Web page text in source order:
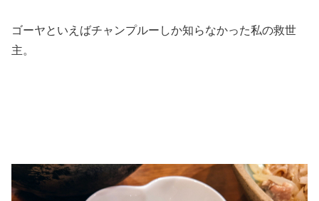
ゴーヤといえばチャンプルーしか知らなかった私の救世
主。